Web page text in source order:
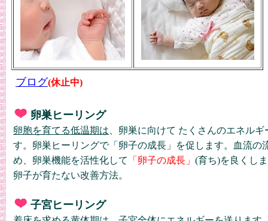
ブログ(休止中)
卵巣ヒーリング
卵胞を育てる低温期は
卵巣に向けて たくさんのエネルギ
す。卵巣ヒーリングで「卵子の成長」を促します。血流の
め、卵巣機能を活性化して
「卵子の成長」 (育ち)を良くし
卵子が育たない改善方法。
子宮ヒーリング